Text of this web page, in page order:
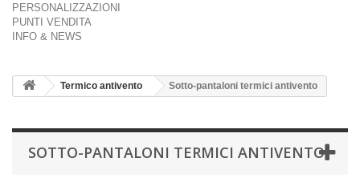
PERSONALIZZAZIONI
PUNTI VENDITA
INFO & NEWS
Termico antivento Sotto-pantaloni termici antivento
SOTTO-PANTALONI TERMICI ANTIVENTO